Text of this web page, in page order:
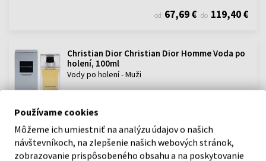
od 67,69 € do 119,40 €
Christian Dior Christian Dior Homme Voda po
holení, 100ml
Vody po holení - Muži
Skladom
POPIS
Používame cookies
Môžeme ich umiestniť na analýzu údajov o našich
návštevníkoch, na zlepšenie našich webových stránok,
zobrazovanie prispôsobeného obsahu a na poskytovanie